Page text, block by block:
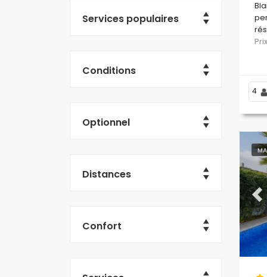
Services populaires
Conditions
Optionnel
Distances
Confort
4